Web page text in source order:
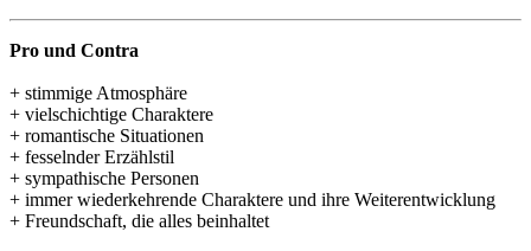
Pro und Contra
+ stimmige Atmosphäre
+ vielschichtige Charaktere
+ romantische Situationen
+ fesselnder Erzählstil
+ sympathische Personen
+ immer wiederkehrende Charaktere und ihre Weiterentwicklung
+ Freundschaft, die alles beinhaltet